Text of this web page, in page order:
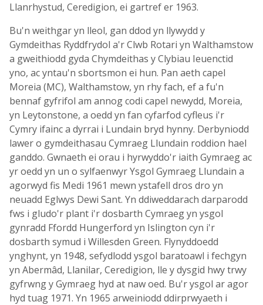
Llanrhystud, Ceredigion, ei gartref er 1963.
Bu'n weithgar yn lleol, gan ddod yn llywydd y
Gymdeithas Ryddfrydol a'r Clwb Rotari yn Walthamstow
a gweithiodd gyda Chymdeithas y Clybiau Ieuenctid
yno, ac yntau'n sbortsmon ei hun. Pan aeth capel
Moreia (MC), Walthamstow, yn rhy fach, ef a fu'n
bennaf gyfrifol am annog codi capel newydd, Moreia,
yn Leytonstone, a oedd yn fan cyfarfod cyfleus i'r
Cymry ifainc a dyrrai i Lundain bryd hynny. Derbyniodd
lawer o gymdeithasau Cymraeg Llundain roddion hael
ganddo. Gwnaeth ei orau i hyrwyddo'r iaith Gymraeg ac
yr oedd yn un o sylfaenwyr Ysgol Gymraeg Llundain a
agorwyd fis Medi 1961 mewn ystafell dros dro yn
neuadd Eglwys Dewi Sant. Yn ddiweddarach darparodd
fws i gludo'r plant i'r dosbarth Cymraeg yn ysgol
gynradd Ffordd Hungerford yn Islington cyn i'r
dosbarth symud i Willesden Green. Flynyddoedd
ynghynt, yn 1948, sefydlodd ysgol baratoawl i fechgyn
yn Abermâd, Llanilar, Ceredigion, lle y dysgid hwy trwy
gyfrwng y Gymraeg hyd at naw oed. Bu'r ysgol ar agor
hyd tuag 1971. Yn 1965 arweiniodd ddirprwyaeth i